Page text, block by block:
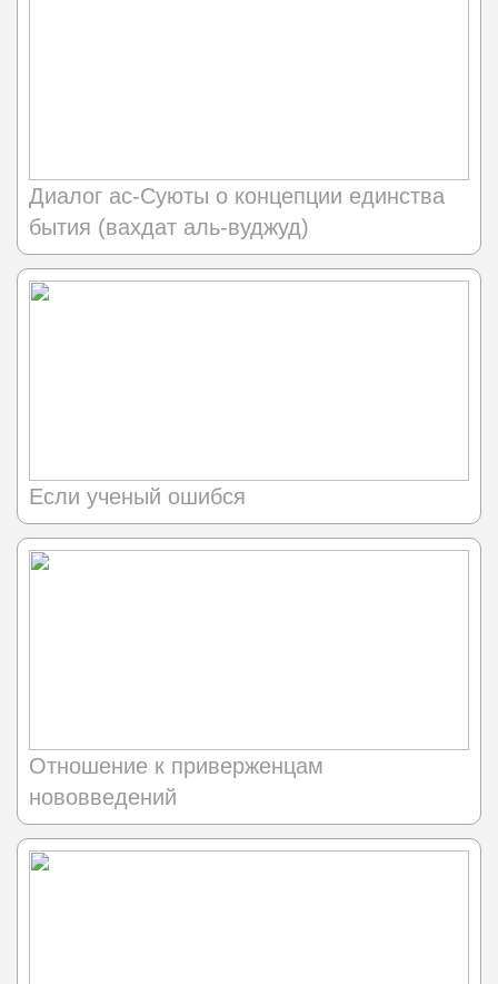
Диалог ас-Суюты о концепции единства
бытия (вахдат аль-вуджуд)
Если ученый ошибся
Отношение к приверженцам
нововведений